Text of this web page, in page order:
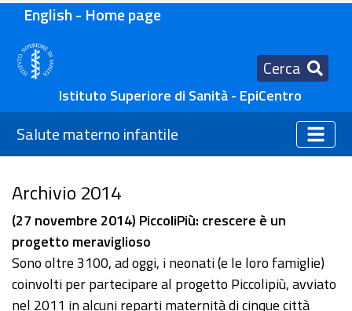
English - Home page
Cerca
Istituto Superiore di Sanità - EpiCentro
Salute materno infantile
Archivio 2014
(27 novembre 2014) PiccoliPiù: crescere è un
progetto meraviglioso
Sono oltre 3100, ad oggi, i neonati (e le loro famiglie)
coinvolti per partecipare al progetto Piccolipiù, avviato
nel 2011 in alcuni reparti maternità di cinque città